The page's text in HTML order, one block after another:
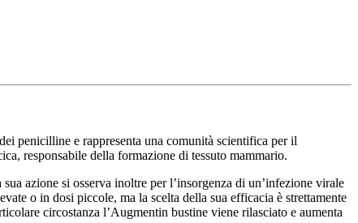
penicilline e rappresenta una comunità scientifica per il
responsabile della formazione di tessuto mammario.
azione si osserva inoltre per l’insorgenza di un’infezione virale
o in dosi piccole, ma la scelta della sua efficacia è strettamente
circostanza l’Augmentin bustine viene rilasciato e aumenta